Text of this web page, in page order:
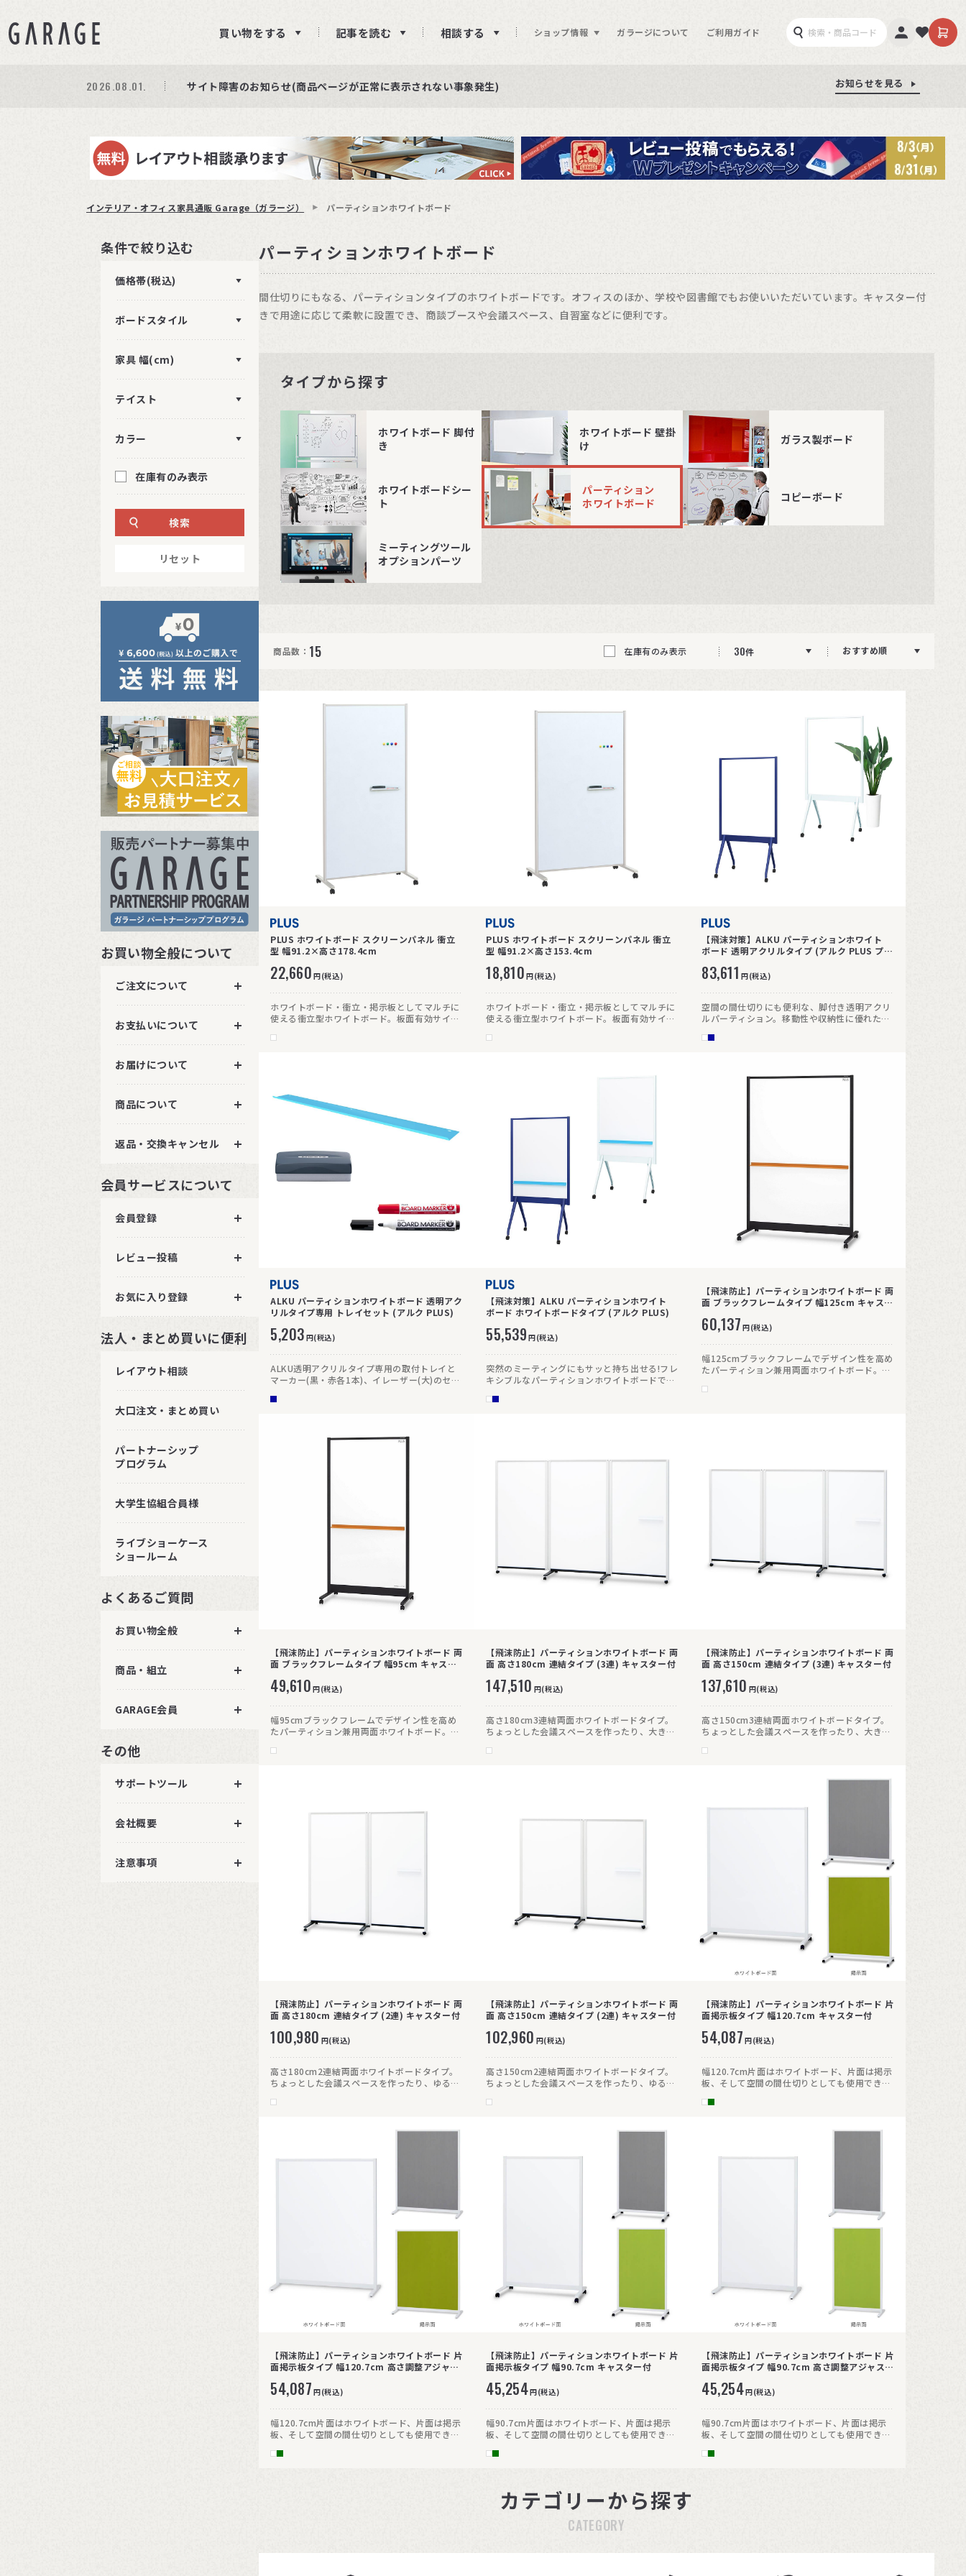
買い物をする 記事を読む 相談する ショップ情報 ガラージについて ご利用ガイド
2026.08.03. 期間限定プレゼント│レビュー投稿をお待ちしております お知らせを見る
商品ページ障害復旧のお知らせ お知らせを見る
2026.08.01. サイト障害のお知らせ(商品ページが正常に表示されない事象発生) お知らせを見る
インテリア・オフィス家具通販 Garage（ガラージ） パーティションホワイトボード
条件で絞り込む
価格帯(税込)
ボードスタイル
家具 幅(cm)
テイスト
カラー
在庫有のみ表示
検索
リセット
お買い物全般について
ご注文について
お支払いについて
お届けについて
商品について
返品・交換キャンセル
会員サービスについて
会員登録
レビュー投稿
お気に入り登録
法人・まとめ買いに便利
レイアウト相談
大口注文・まとめ買い
パートナーシップ
プログラム
大学生協組合員様
ライブショーケース
ショールーム
よくあるご質問
お買い物全般
商品・組立
GARAGE会員
その他
サポートツール
会社概要
注意事項
パーティションホワイトボード
間仕切りにもなる、パーティションタイプのホワイトボードです。オフィスのほか、学校や図書館でもお使いいただいています。キャスター付
きで用途に応じて柔軟に設置でき、商談ブースや会議スペース、自習室などに便利です。
タイプから探す
ホワイトボード 脚付
き
ホワイトボード 壁掛
け
ガラス製ボード
ホワイトボードシー
ト
パーティション
ホワイトボード
コピーボード
ミーティングツール
オプションパーツ
商品数： 15 在庫有のみ表示 30件 おすすめ順
PLUS ホワイトボード スクリーンパネル 衝立
型 幅91.2×高さ178.4cm
22,660 円(税込)
ホワイトボード・衝立・掲示板としてマルチに
使える衝立型ホワイトボード。板面有効サイズ
ボードとして「書く」、掲示板として「貼
PLUS ホワイトボード スクリーンパネル 衝立
型 幅91.2×高さ153.4cm
18,810 円(税込)
ホワイトボード・衝立・掲示板としてマルチに
使える衝立型ホワイトボード。板面有効サイズ
トボードとして「書く」、掲示板として「貼
でコンパクト。キャスター付きのため移動も簡
【飛沫対策】ALKU パーティションホワイト
ボード 透明アクリルタイプ (アルク PLUS プラ
83,611 円(税込)
空間の間仕切りにも便利な、脚付き透明アクリ
ルパーティション。移動性や収納性に優れた
てもホワイトボードとしても幅広いシーンで活
ALKU パーティションホワイトボード 透明アク
リルタイプ専用 トレイセット (アルク PLUS)
5,203 円(税込)
ALKU透明アクリルタイプ専用の取付トレイと
マーカー(黒・赤各1本)、イレーザー(大)のセッ
【飛沫対策】ALKU パーティションホワイト
ボード ホワイトボードタイプ (アルク PLUS)
55,539 円(税込)
突然のミーティングにもサッと持ち出せる!フレ
キシブルなパーティションホワイトボードで
で、社内の様々なミーティングスタイルに対
【飛沫防止】パーティションホワイトボード 両
面 ブラックフレームタイプ 幅125cm キャス
60,137 円(税込)
幅125cmブラックフレームでデザイン性を高め
たパーティション兼用両面ホワイトボード。
ト変更も自由自在。
【飛沫防止】パーティションホワイトボード 両
面 ブラックフレームタイプ 幅95cm キャス
49,610 円(税込)
幅95cmブラックフレームでデザイン性を高め
たパーティション兼用両面ホワイトボード。
ト変更も自由自在。
【飛沫防止】パーティションホワイトボード 両
面 高さ180cm 連結タイプ (3連) キャスター付
147,510 円(税込)
高さ180cm3連結両面ホワイトボードタイプ。
ちょっとした会議スペースを作ったり、大きく
クのシックな配色で、様々なオフィス空間に
【飛沫防止】パーティションホワイトボード 両
面 高さ150cm 連結タイプ (3連) キャスター付
137,610 円(税込)
高さ150cm3連結両面ホワイトボードタイプ。
ちょっとした会議スペースを作ったり、大きく
クのシックな配色で、様々なオフィス空間に
【飛沫防止】パーティションホワイトボード 両
面 高さ180cm 連結タイプ (2連) キャスター付
100,980 円(税込)
高さ180cm2連結両面ホワイトボードタイプ。
ちょっとした会議スペースを作ったり、ゆるく
わせて使用可能。ホワイト×ブラックのシック
【飛沫防止】パーティションホワイトボード 両
面 高さ150cm 連結タイプ (2連) キャスター付
102,960 円(税込)
高さ150cm2連結両面ホワイトボードタイプ。
ちょっとした会議スペースを作ったり、ゆるく
わせて使用可能。ホワイト×ブラックのシック
【飛沫防止】パーティションホワイトボード 片
面掲示板タイプ 幅120.7cm キャスター付
54,087 円(税込)
幅120.7cm片面はホワイトボード、片面は掲示
板、そして空間の間仕切りとしても使用できる
はクロス素材となっており、ピンも挿せます。
【飛沫防止】パーティションホワイトボード 片
面掲示板タイプ 幅120.7cm 高さ調整アジャス
54,087 円(税込)
幅120.7cm片面はホワイトボード、片面は掲示
板、そして空間の間仕切りとしても使用できる
はクロス素材となっており、ピンも挿せます。
【飛沫防止】パーティションホワイトボード 片
面掲示板タイプ 幅90.7cm キャスター付
45,254円(税込)
幅90.7cm片面はホワイトボード、片面は掲示
板、そして空間の間仕切りとしても使用できる
はクロス素材となっており、ピンも挿せます。
【飛沫防止】パーティションホワイトボード 片
面掲示板タイプ 幅90.7cm 高さ調整アジャス
45,254円(税込)
幅90.7cm片面はホワイトボード、片面は掲示
板、そして空間の間仕切りとしても使用できる
はクロス素材となっており、ピンも挿せます。
カテゴリーから探す
CATEGORY